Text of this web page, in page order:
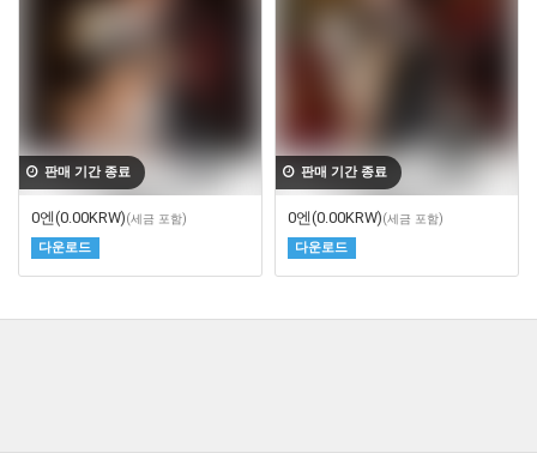
판매 기간 종료
0엔(0.00KRW)(세금 포함)
다운로드
판매 기간 종료
0엔(0.00KRW)(세금 포함)
다운로드